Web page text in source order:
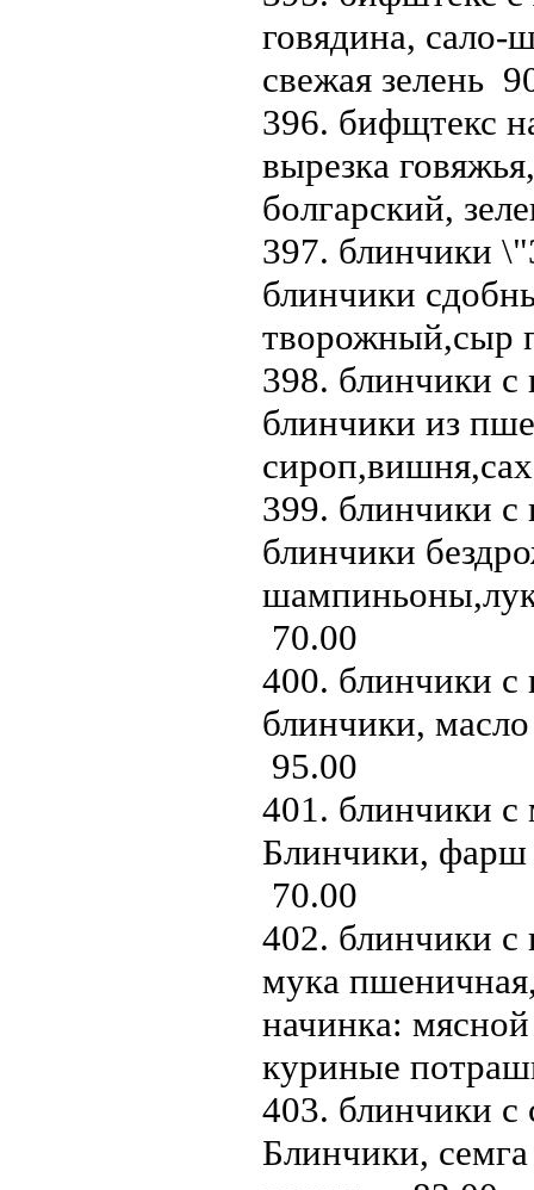
говядина, сало-
свежая зелень
396. бифщтекс
вырезка
болгарский,
397. блинчики
блинчики
творожный,сыр
398. блинчики
блинчики из
399. блинчики
блинчики
70.00
400. блинчики с
блинчики,
95.00
401. блинчики с
Блинчики, фарш
70.00
402. блинчики с
мука
начинка:
куриные
403. блинчики с
Блинчики,